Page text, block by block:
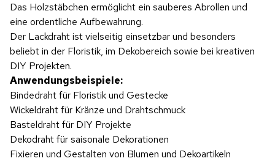
Das Holzstäbchen ermöglicht ein sauberes Abrollen und
eine ordentliche Aufbewahrung.
Der Lackdraht ist vielseitig einsetzbar und besonders
beliebt in der Floristik, im Dekobereich sowie bei kreativen
DIY Projekten.
Anwendungsbeispiele:
Bindedraht für Floristik und Gestecke
Wickeldraht für Kränze und Drahtschmuck
Basteldraht für DIY Projekte
Dekodraht für saisonale Dekorationen
Fixieren und Gestalten von Blumen und Dekoartikeln